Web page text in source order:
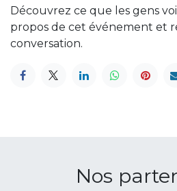
Découvrez ce que les gens
propos de cet événement et
conversation.
Nos